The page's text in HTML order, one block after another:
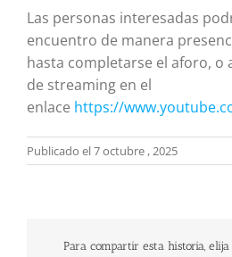
Las personas interesadas
encuentro de manera
hasta completarse el aforo, o
de streaming en el
enlace https://
Publicado el 7 octubre , 2025
Para compartir esta historia,